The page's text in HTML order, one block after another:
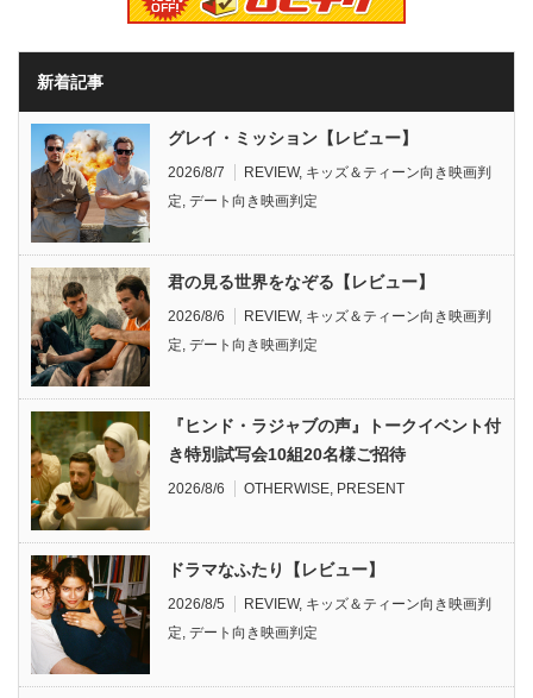
新着記事
グレイ・ミッション【レビュー】
2026/8/7 REVIEW, キッズ＆ティーン向き映画判
定, デート向き映画判定
君の見る世界をなぞる【レビュー】
2026/8/6 REVIEW, キッズ＆ティーン向き映画判
定, デート向き映画判定
『ヒンド・ラジャブの声』トークイベント付
き特別試写会10組20名様ご招待
2026/8/6 OTHERWISE, PRESENT
ドラマなふたり【レビュー】
2026/8/5 REVIEW, キッズ＆ティーン向き映画判
定, デート向き映画判定